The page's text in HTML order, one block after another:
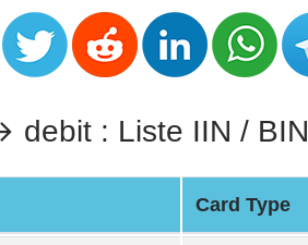
: Liste IIN / BIN
Card Type